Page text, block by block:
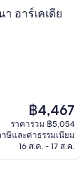
อาร์เคเดีย
ราคา
ปัจจุบัน
คือ
฿4,467
฿4,467
ราคารวม ฿5,054
ษีและค่าธรรมเนียม
16 ส.ค. - 17 ส.ค.